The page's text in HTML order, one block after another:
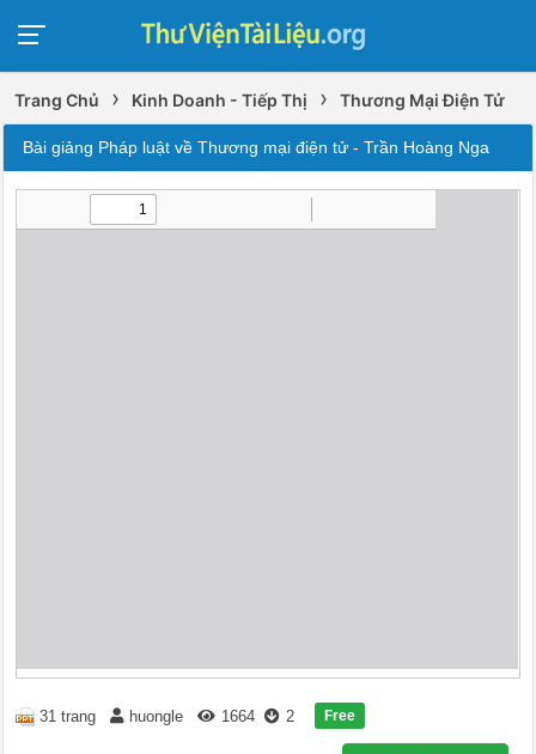
Trang Chủ › Kinh Doanh - Tiếp Thị › Thương Mại Điện Tử
Bài giảng Pháp luật về Thương mại điện tử - Trần Hoàng Nga
31 trang huongle 1664 2 Free